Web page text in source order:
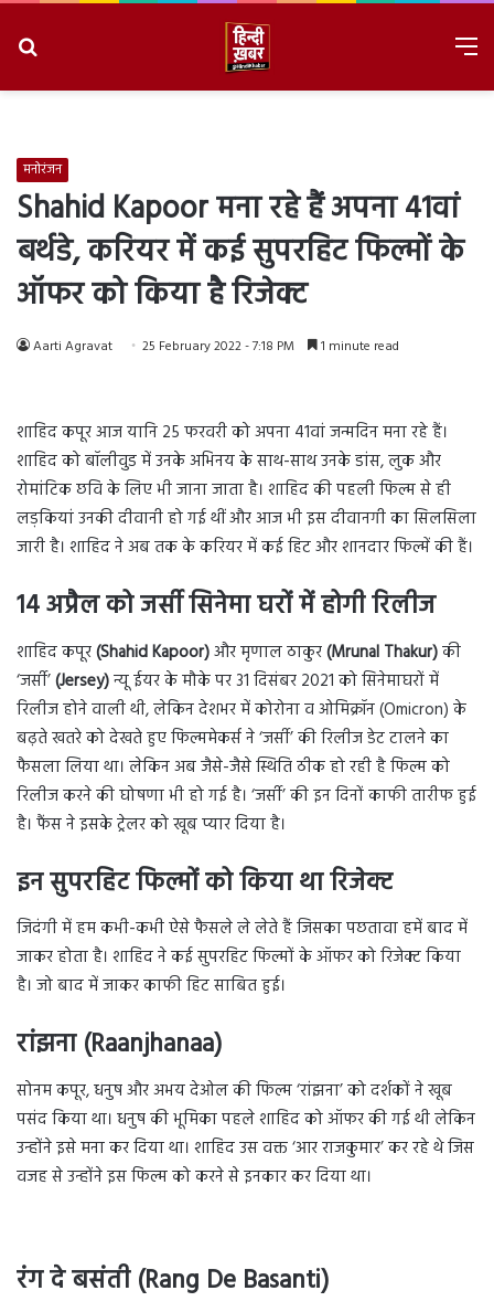
मनोरंजन
Shahid Kapoor मना रहे हैं अपना 41वां
बर्थडे, करियर में कई सुपरहिट फिल्मों के
ऑफर को किया है रिजेक्ट
Aarti Agravat 25 February 2022 - 7:18 PM 1 minute read
शाहिद कपूर आज यानि 25 फरवरी को अपना 41वां जन्मदिन मना रहे हैं।
शाहिद को बॉलीवुड में उनके अभिनय के साथ-साथ उनके डांस, लुक और
रोमांटिक छवि के लिए भी जाना जाता है। शाहिद की पहली फिल्म से ही
लड़कियां उनकी दीवानी हो गई थीं और आज भी इस दीवानगी का सिलसिला
जारी है। शाहिद ने अब तक के करियर में कई हिट और शानदार फिल्में की हैं।
14 अप्रैल को जर्सी सिनेमा घरों में होगी रिलीज
शाहिद कपूर(Shahid Kapoor)और मृणाल ठाकुर(Mrunal Thakur)की
‘जर्सी’(Jersey)न्यू ईयर के मौके पर 31 दिसंबर 2021 को सिनेमाघरों में
रिलीज होने वाली थी, लेकिन देशभर में कोरोना व ओमिक्रॉन (Omicron) के
बढ़ते खतरे को देखते हुए फिल्ममेकर्स ने ‘जर्सी’ की रिलीज डेट टालने का
फैसला लिया था। लेकिन अब जैसे-जैसे स्थिति ठीक हो रही है फिल्म को
रिलीज करने की घोषणा भी हो गई है। ‘जर्सी’ की इन दिनों काफी तारीफ हुई
है। फैंस ने इसके ट्रेलर को खूब प्यार दिया है।
इन सुपरहिट फिल्मों को किया था रिजेक्ट
जिदंगी में हम कभी-कभी ऐसे फैसले ले लेते हैं जिसका पछतावा हमें बाद में
जाकर होता है। शाहिद ने कई सुपरहिट फिल्मों के ऑफर को रिजेक्ट किया
है। जो बाद में जाकर काफी हिट साबित हुई।
रांझना (Raanjhanaa)
सोनम कपूर, धनुष और अभय देओल की फिल्म ‘रांझना’ को दर्शकों ने खूब
पसंद किया था। धनुष की भूमिका पहले शाहिद को ऑफर की गई थी लेकिन
उन्होंने इसे मना कर दिया था। शाहिद उस वक्त ‘आर राजकुमार’ कर रहे थे जिस
वजह से उन्होंने इस फिल्म को करने से इनकार कर दिया था।
रंग दे बसंती (Rang De Basanti)